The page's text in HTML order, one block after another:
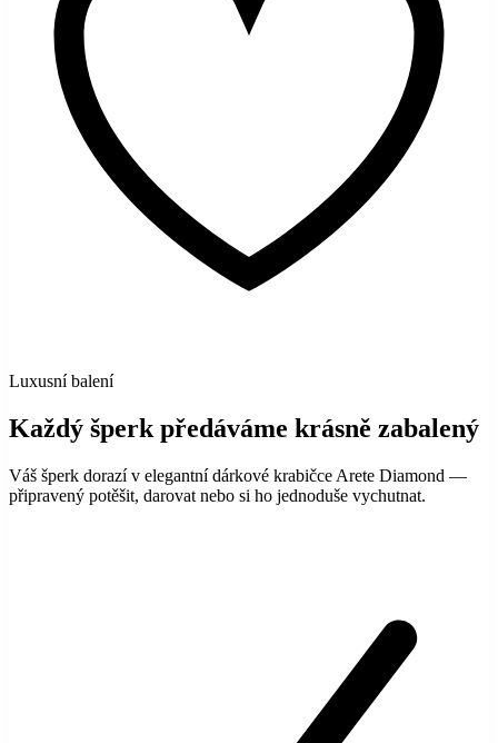
Luxusní balení
Každý šperk předáváme krásně zabalený
Váš šperk dorazí v elegantní dárkové krabičce Arete Diamond —
připravený potěšit, darovat nebo si ho jednoduše vychutnat.